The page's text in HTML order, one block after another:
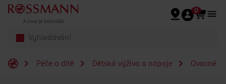
Přeskočit na hlavmní obsah
0
Péče o dítě Dětská výživa a nápoje Ovocné